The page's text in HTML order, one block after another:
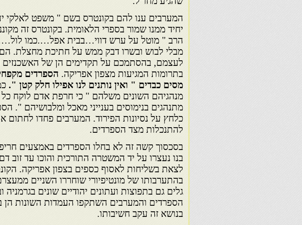
המערבים ענו להם בקונטרס בשם " משפט לאלקי
יחיד ממנו שמור בספרי הלאומית. בקונטרס זה
הרב " מוטל על ערש דווי…בבית אפל….כמו
מבלי לבוש ובשרו דבק ממש על חתיכת מחצלת.
לעצמם, בהסתמכם על תקדימים הן של האשכנזים
בתרומות המגיעות מצפון אפריקה. הספרדים
מסים כבדים " ואין נותנים לנו אפילו חלק קטן ".
מנהגיהם השונים משלהם " כי חרפת אדם לוקח
מתנהגים בנימוסים בענייני מאכל ומלבושיהם ".
כלחץ על נסיונות הפירוד. המערבים פחדו
להתנכלות מצד הספרדים.
בסכסוך קשה זה לא בחלו הספרדים באמצעים
בנו נעצרו על יד המשטרה התורכית והוכו עד
לצאת בשליחות לאסוף כספים בצפון אפריקה.
בהתערבותו של מונטיפיורי שוחררו השניים
גלים גם בתפוצות ועתונים יהודיים שונים בגרמניה
הספרדים והמערבים השתקפו העמדות השונות הן
בנושא זה עקב חשיבותו.